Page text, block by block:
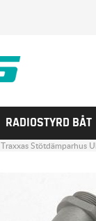
RADIOSTYRD BÅT
Traxxas Stötdämparhus